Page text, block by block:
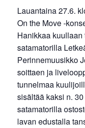
Lauantaina 27.6.
On the Move -
Hanikkaa
satamatorilla
Perinnemuusikko
soittaen ja
tunnelmaa
sisältää kaksi n.
satamatorilla
lavan edustalla